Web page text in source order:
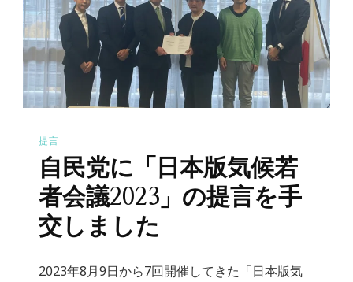
提言
自民党に「日本版気候若
者会議2023」の提言を手
交しました
2023年8月9日から7回開催してきた「日本版気